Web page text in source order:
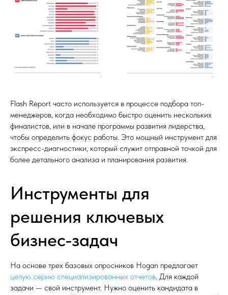
Flash Report часто используется в процессе подбора топ-
менеджеров, когда необходимо быстро оценить нескольких
финалистов, или в начале программы развития лидерства,
чтобы определить фокус работы. Это мощный инструмент для
экспресс-диагностики, который служит отправной точкой для
более детального анализа и планирования развития.
Инструменты для
решения ключевых
бизнес-задач
На основе трех базовых опросников Hogan предлагает
целую серию специализированных отчетов. Для каждой
задачи — свой инструмент. Нужно оценить кандидата в